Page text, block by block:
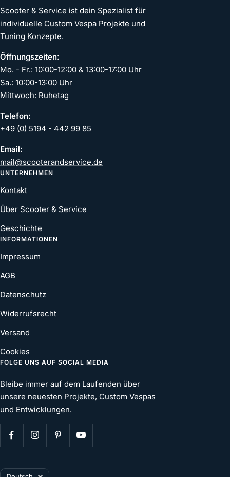
Scooter & Service ist dein Spezialist für
individuelle Custom Vespa Projekte und
Tuning Konzepte.
Öffnungszeiten:
Mo. - Fr.: 10:00-12:00 & 13:00-17:00 Uhr
Sa.: 10:00-13:00 Uhr
Mittwoch: Ruhetag
Telefon:
+49 (0) 5194 - 442 99 85
Email:
mail@scooterandservice.de
UNTERNEHMEN
Kontakt
Über Scooter & Service
Geschichte
INFORMATIONEN
Impressum
AGB
Datenschutz
Widerrufsrecht
Versand
Cookies
FOLGE UNS AUF SOCIAL MEDIA
Bleibe immer auf dem Laufenden über
unsere neuesten Projekte, Custom Vespas
und Entwicklungen.
Sprache